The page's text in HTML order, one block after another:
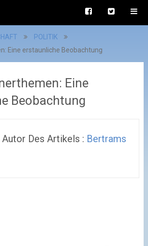
POLITIK
Eine erstaunliche Beobachtung
Eine
Beobachtung
Autor Des Artikels : Bertrams